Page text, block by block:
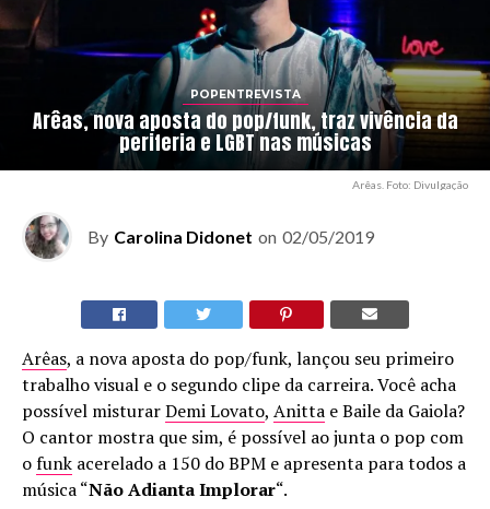
POPENTREVISTA
Arêas, nova aposta do pop/funk, traz vivência da
periferia e LGBT nas músicas
Arêas. Foto: Divulgação
By Carolina Didonet on 02/05/2019
Arêas, a nova aposta do pop/funk, lançou seu primeiro
trabalho visual e o segundo clipe da carreira. Você acha
possível misturarDemi Lovato, Anitta e Baile da Gaiola?
O cantor mostra que sim, é possível ao junta o pop com
ofunk acerelado a 150 do BPM e apresenta para todos a
música “Não Adianta Implorar“.